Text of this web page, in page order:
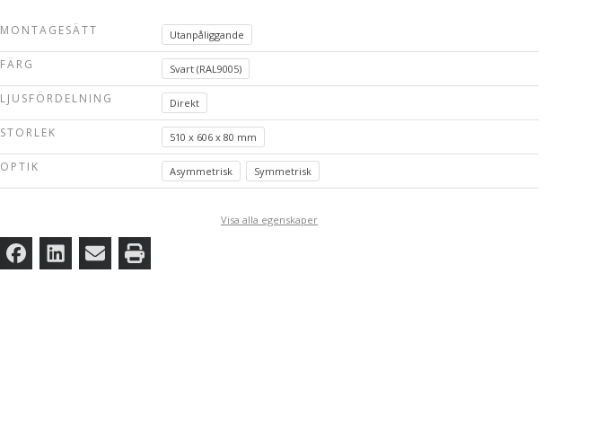
MONTAGESÄTT Utanpåliggande
FÄRG Svart (RAL9005)
LJUSFÖRDELNING Direkt
STORLEK 510 x 606 x 80 mm
OPTIK Asymmetrisk Symmetrisk
Visa alla egenskaper